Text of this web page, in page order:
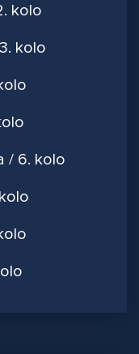
kolo
kolo
/ 6. kolo